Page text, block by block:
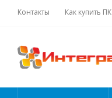
Контакты Как купить ПК